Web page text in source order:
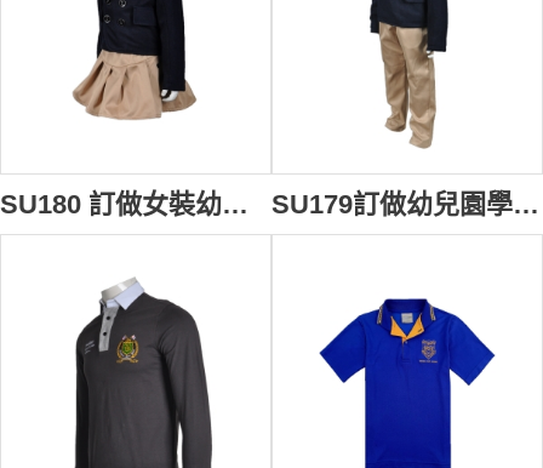
SU180 訂做女裝幼兒園制服 訂購團體學校制服中心 訂做套裝校服供應商HK SU179訂做幼兒園學校制服 訂購學校制服中心 訂製學生套裝制服 學校制服專門店HK